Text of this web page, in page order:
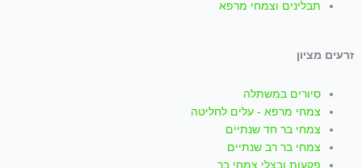
k
-
f
m
תבלינים וצמחי מרפא
זרעים מציון
סיורים במשתלה
צמחי מרפא - עלים לחליטה
צמחי בר חד שנתיים
צמחי בר רב שנתיים
פקעות ובצלי צמחי בר